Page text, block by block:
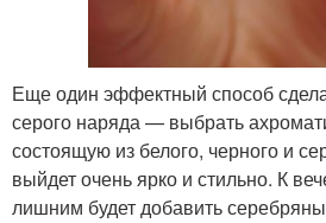
Еще один эффектный способ
серого наряда — выбрать
состоящую из белого, черного и
выйдет очень ярко и стильно. К
лишним будет добавить